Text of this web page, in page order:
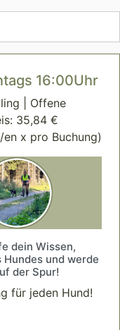
16:00Uhr
| Offene
35,84 €
x pro Buchung)
dein Wissen,
und werde
der Spur!
für jeden Hund!